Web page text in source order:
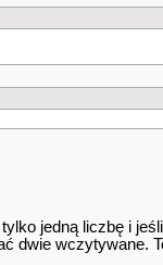
jedną liczbę i
dwie wczytywane.